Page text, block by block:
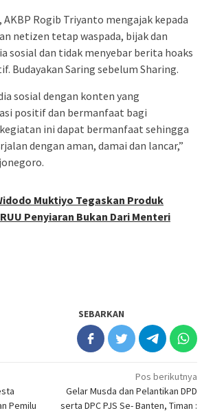
Rogib Triyanto mengajak kepada
netizen tetap waspada, bijak dan
sosial dan tidak menyebar berita hoaks
Budayakan Saring sebelum Sharing.
sosial dengan konten yang
positif dan bermanfaat bagi
ini dapat bermanfaat sehingga
dengan aman, damai dan lancar,”
Muktiyo Tegaskan Produk
Penyiaran Bukan Dari Menteri
SEBARKAN
Pemilu
Pos berikutnya
Gelar Musda dan Pelantikan DPD
serta DPC PJS Se- Banten, Timan :